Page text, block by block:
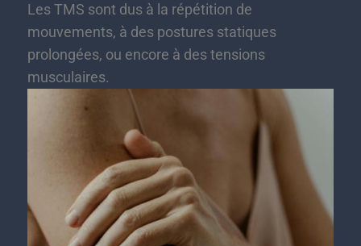
Les TMS sont dus à la répétition de
mouvements, à des postures statiques
prolongées, ou encore à des tensions
musculaires.